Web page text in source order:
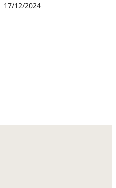
17/12/2024